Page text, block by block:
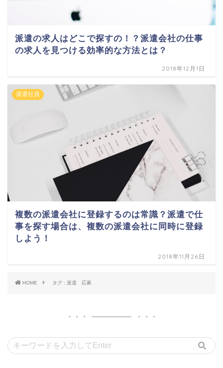
派遣の求人はどこで探すの！？派遣会社の仕事
の求人を見つける効率的な方法とは？
2018年12月1日
派遣社員
複数の派遣会社に登録するのは常識？派遣で仕
事を探す場合は、複数の派遣会社に同時に登録
しよう！
2018年11月26日
HOME タグ : 派遣 応募